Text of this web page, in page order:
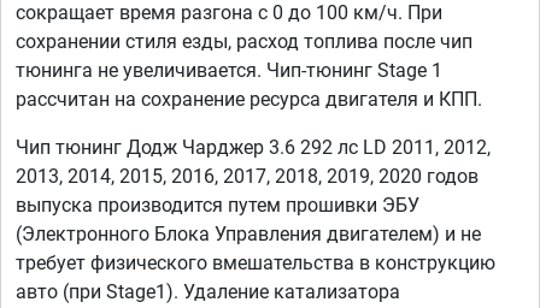
сокращает время разгона с 0 до 100 км/ч. При
сохранении стиля езды, расход топлива после чип
тюнинга не увеличивается. Чип-тюнинг Stage 1
рассчитан на сохранение ресурса двигателя и КПП.
Чип тюнинг Додж Чарджер 3.6 292 лс LD 2011, 2012,
2013, 2014, 2015, 2016, 2017, 2018, 2019, 2020 годов
выпуска производится путем прошивки ЭБУ
(Электронного Блока Управления двигателем) и не
требует физического вмешательства в конструкцию
авто (при Stage1). Удаление катализатора